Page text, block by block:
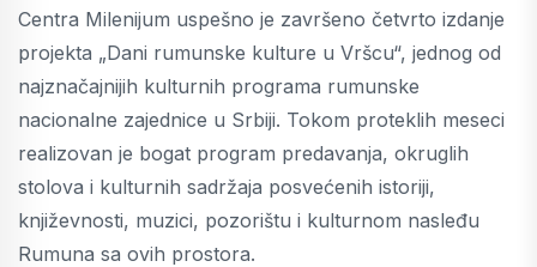
Centra Milenijum uspešno je završeno četvrto izdanje
projekta „Dani rumunske kulture u Vršcu“, jednog od
najznačajnijih kulturnih programa rumunske
nacionalne zajednice u Srbiji. Tokom proteklih meseci
realizovan je bogat program predavanja, okruglih
stolova i kulturnih sadržaja posvećenih istoriji,
književnosti, muzici, pozorištu i kulturnom nasleđu
Rumuna sa ovih prostora.